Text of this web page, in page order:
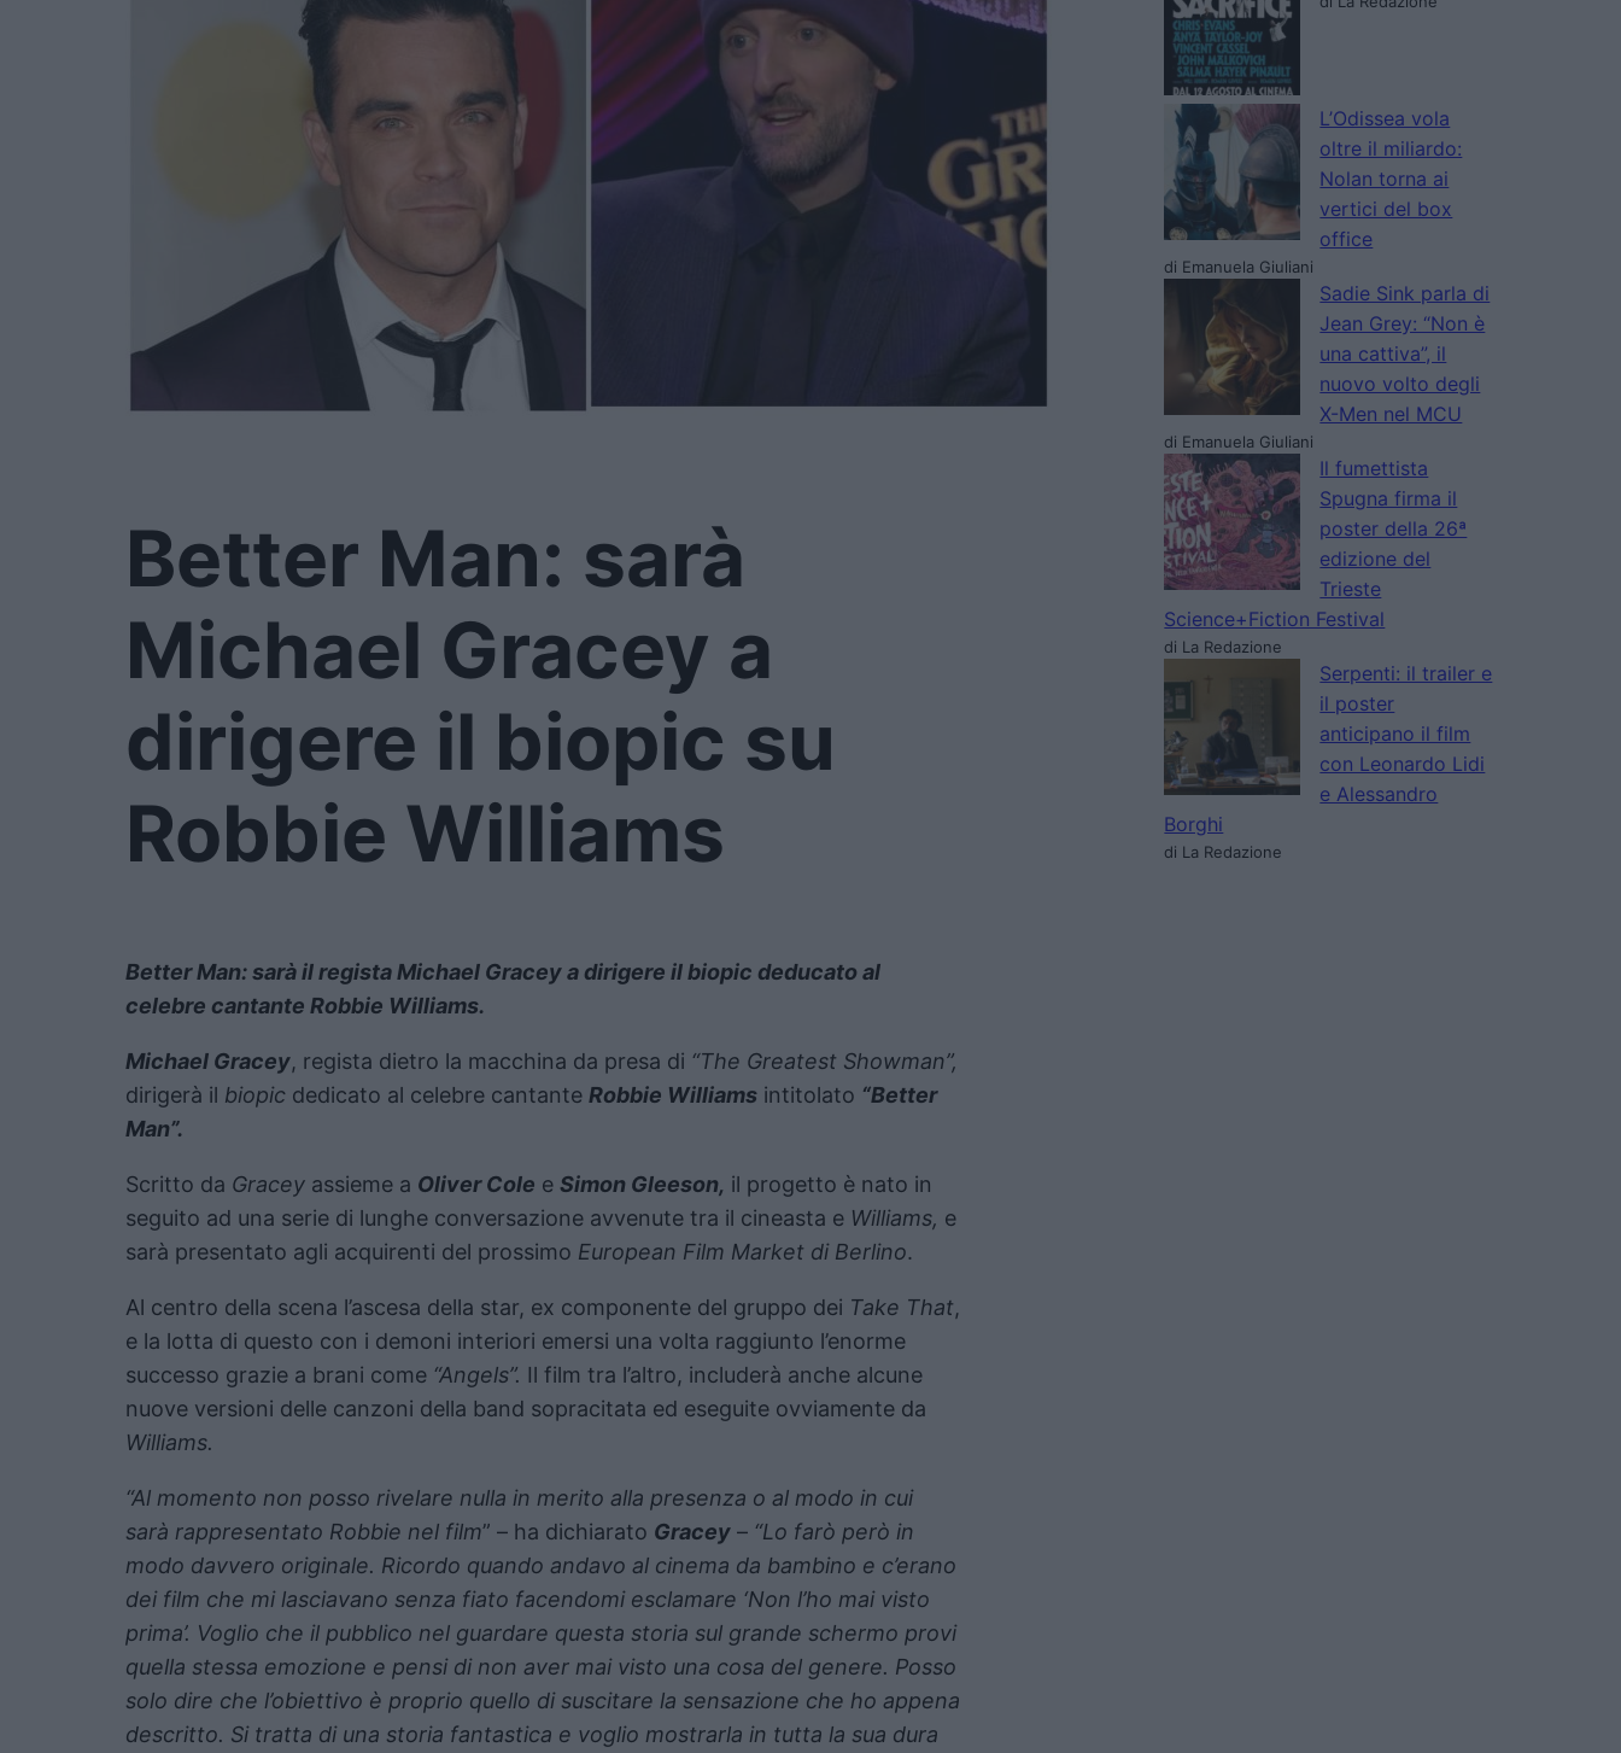
Better Man: sarà
Michael Gracey a
dirigere il biopic su
Robbie Williams
Better Man: sarà il regista Michael Gracey a dirigere il biopic deducato al
celebre cantante Robbie Williams.
Michael Gracey, regista dietro la macchina da presa di “The Greatest Showman”,
dirigerà il biopic dedicato al celebre cantante Robbie Williams intitolato “Better
Man”.
Scritto da Gracey assieme a Oliver Cole e Simon Gleeson, il progetto è nato in
seguito ad una serie di lunghe conversazione avvenute tra il cineasta e Williams, e
sarà presentato agli acquirenti del prossimo European Film Market di Berlino.
Al centro della scena l’ascesa della star, ex componente del gruppo dei Take That,
e la lotta di questo con i demoni interiori emersi una volta raggiunto l’enorme
successo grazie a brani come “Angels”. Il film tra l’altro, includerà anche alcune
nuove versioni delle canzoni della band sopracitata ed eseguite ovviamente da
Williams.
“Al momento non posso rivelare nulla in merito alla presenza o al modo in cui
sarà rappresentato Robbie nel film” – ha dichiarato Gracey – “Lo farò però in
modo davvero originale. Ricordo quando andavo al cinema da bambino e c’erano
dei film che mi lasciavano senza fiato facendomi esclamare ‘Non l’ho mai visto
prima’. Voglio che il pubblico nel guardare questa storia sul grande schermo provi
quella stessa emozione e pensi di non aver mai visto una cosa del genere. Posso
solo dire che l’obiettivo è proprio quello di suscitare la sensazione che ho appena
descritto. Si tratta di una storia fantastica e voglio mostrarla in tutta la sua dura
L’Odissea vola
oltre il miliardo:
Nolan torna ai
vertici del box
office
di Emanuela Giuliani
Sadie Sink parla di
Jean Grey: “Non è
una cattiva”, il
nuovo volto degli
X-Men nel MCU
di Emanuela Giuliani
Il fumettista
Spugna firma il
poster della 26ª
edizione del
Trieste
Science+Fiction Festival
di La Redazione
Serpenti: il trailer e
il poster
anticipano il film
con Leonardo Lidi
e Alessandro
Borghi
di La Redazione